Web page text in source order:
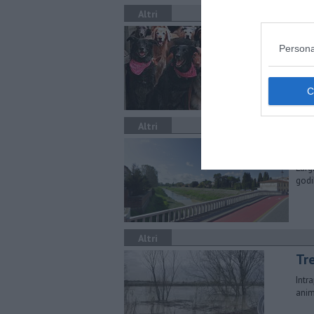
Altri
Altri
Altri